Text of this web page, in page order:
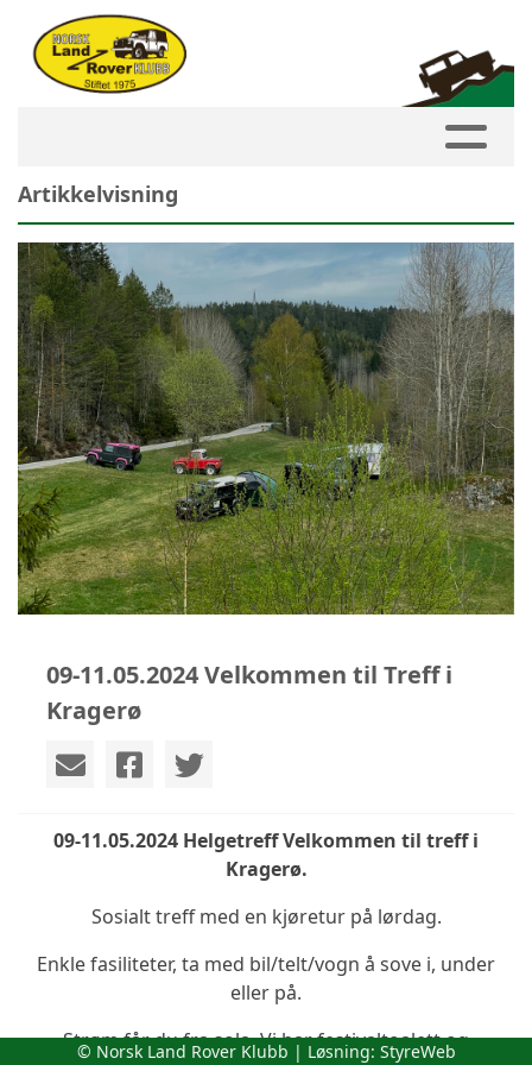
Artikkelvisning
09-11.05.2024 Velkommen til Treff i
Kragerø
09-11.05.2024 Helgetreff Velkommen til treff i
Kragerø.
Sosialt treff med en kjøretur på lørdag.
Enkle fasiliteter, ta med bil/telt/vogn å sove i, under
eller på.
Strøm får du fra sola. Vi har festivaltoalett og
© Norsk Land Rover Klubb | Løsning: StyreWeb